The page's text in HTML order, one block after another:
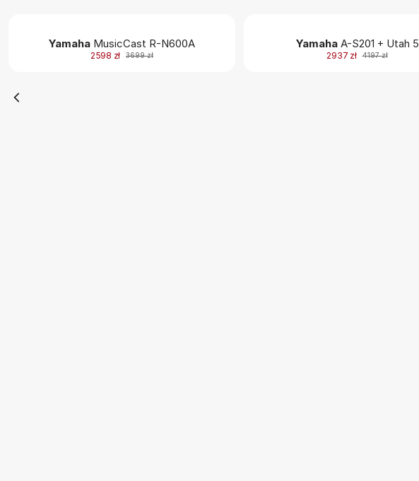
Yamaha MusicCast R-N600A
2598 zł 3699 zł
YamahaA-S201 + Utah 5
2937 zł 4197 zł